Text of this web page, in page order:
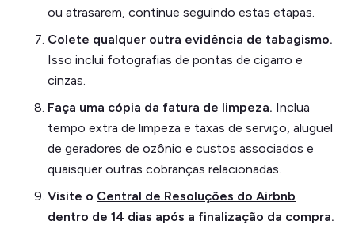
ou atrasarem, continue seguindo estas etapas.
Colete qualquer outra evidência de tabagismo.
Isso inclui fotografias de pontas de cigarro e
cinzas.
Faça uma cópia da fatura de limpeza. Inclua
tempo extra de limpeza e taxas de serviço, aluguel
de geradores de ozônio e custos associados e
quaisquer outras cobranças relacionadas.
Visite o Central de Resoluções do Airbnb
dentro de 14 dias após a finalização da compra.